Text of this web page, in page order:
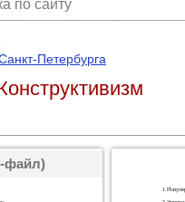
Петербурга
файл)